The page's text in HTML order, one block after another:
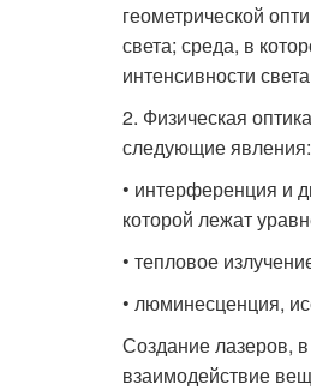
геометрической
света; среда, в
интенсивности
2. Физическая
следующие явления:
• интерференция и
которой лежат
• тепловое
• люминесценция,
Создание лазеров,
взаимодействие